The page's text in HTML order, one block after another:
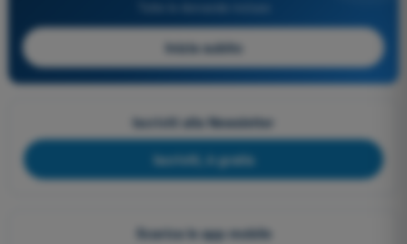
Inizia subito
Iscriviti alla Newsletter
Iscriviti, è gratis
Scarica le app mobile